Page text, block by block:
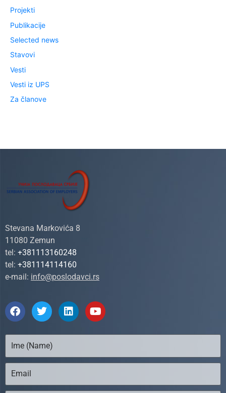
Projekti
Publikacije
Selected news
Stavovi
Vesti
Vesti iz UPS
Za članove
Stevana Markovića 8
11080 Zemun
tel: +381113160248
tel: +381114114160
e-mail: info@poslodavci.rs